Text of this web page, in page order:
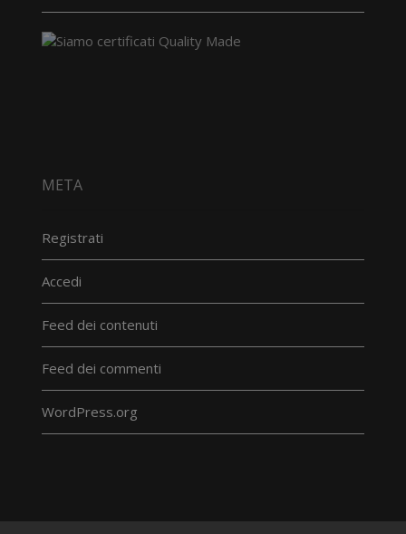
META
Registrati
Accedi
Feed dei contenuti
Feed dei commenti
WordPress.org